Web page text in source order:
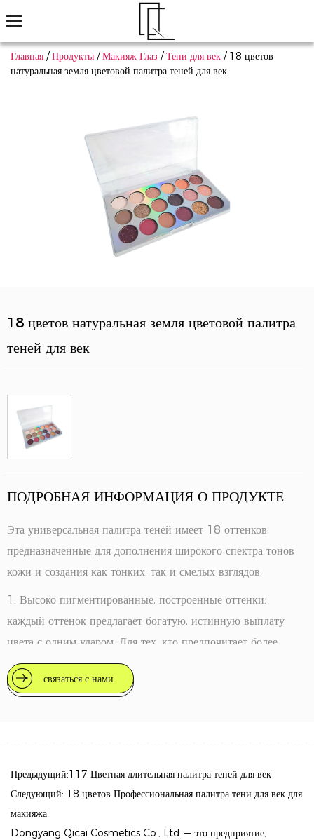
Главная /Продукты /Макияж Глаз /Тени для век / 18 цветов
натуральная земля цветовой палитра теней для век
18 цветов натуральная земля цветовой палитра
теней для век
ПОДРОБНАЯ ИНФОРМАЦИЯ О ПРОДУКТЕ
Эта универсальная палитра теней имеет 18 оттенков,
предназначенные для дополнения широкого спектра тонов
кожи и создания как тонких, так и смелых взглядов.
1. Высоко пигментированные, построенные оттенки:
каждый оттенок предлагает богатую, истинную выплату
цвета с одним ударом. Для тех, кто предпочитает более
интенсивную отделку, оттенки могут быть наложены на
более глубокий, смелый эффект.
или исчезновения, так что вы можете с уверенностью носить
ее с утра до ночи.
связаться с нами
Предыдущий:117 Цветная длительная палитра теней для век
Следующий: 18 цветов Профессиональная палитра тени для век для
макияжа
Dongyang Qicai Cosmetics Co., Ltd. — это предприятие,